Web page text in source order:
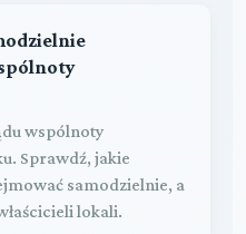
wspólnoty
Sprawdź, jakie
samodzielnie, a
lokali.